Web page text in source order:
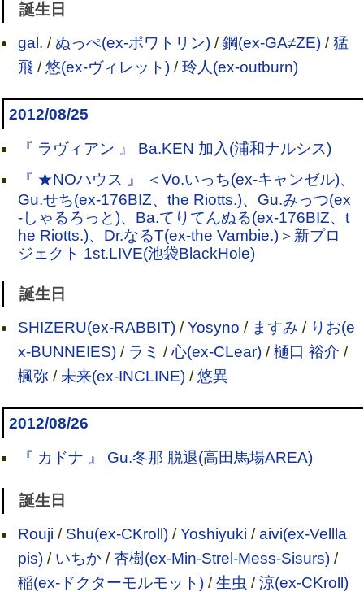
誕生日
gal. / ぬっぺ(ex-ポワトリン)/鋼(ex-GA≠ZE)/猛
飛 /悠(ex-ヴィレット)/玲人(ex-outburn)
2012/08/25
『 ラヴィアン 』 Ba.KEN 加入(浦和ナルシス)
『 ★NOハウス 』 ＜Vo.いっち(ex-キャンゼル)、
Gu.せち(ex-176BIZ、the Riotts.)、Gu.みっつ(ex
-しゃるろっと)、Ba.てりてんぬる(ex-176BIZ、t
he Riotts.)、Dr.なるT(ex-the Vambie.)＞新プロ
ジェクト 1st.LIVE(池袋BlackHole)
誕生日
SHIZERU(ex-RABBIT)/Yosyno / ますみ / りお(e
x-BUNNEIES)/ ラミ /心(ex-CLear)/樋口 裕介 /
楓弥 / 未来(ex-INCLINE)/悠異
2012/08/26
『 カドナ 』 Gu.冬那 脱退(高田馬場AREA)
誕生日
Rouji / Shu(ex-CKroll)/Yoshiyuki /aivi(ex-Vellla
pis)/ いちか/杏樹(ex-Min-Strel-Mess-Sisurs)/
稲(ex-ドクターモルモット)/生虫 /涼(ex-CKroll)